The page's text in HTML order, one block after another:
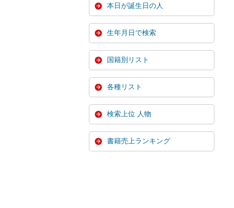
本日が誕生日の人
生年月日で検索
国籍別リスト
各種リスト
検索上位 人物
書籍売上ランキング